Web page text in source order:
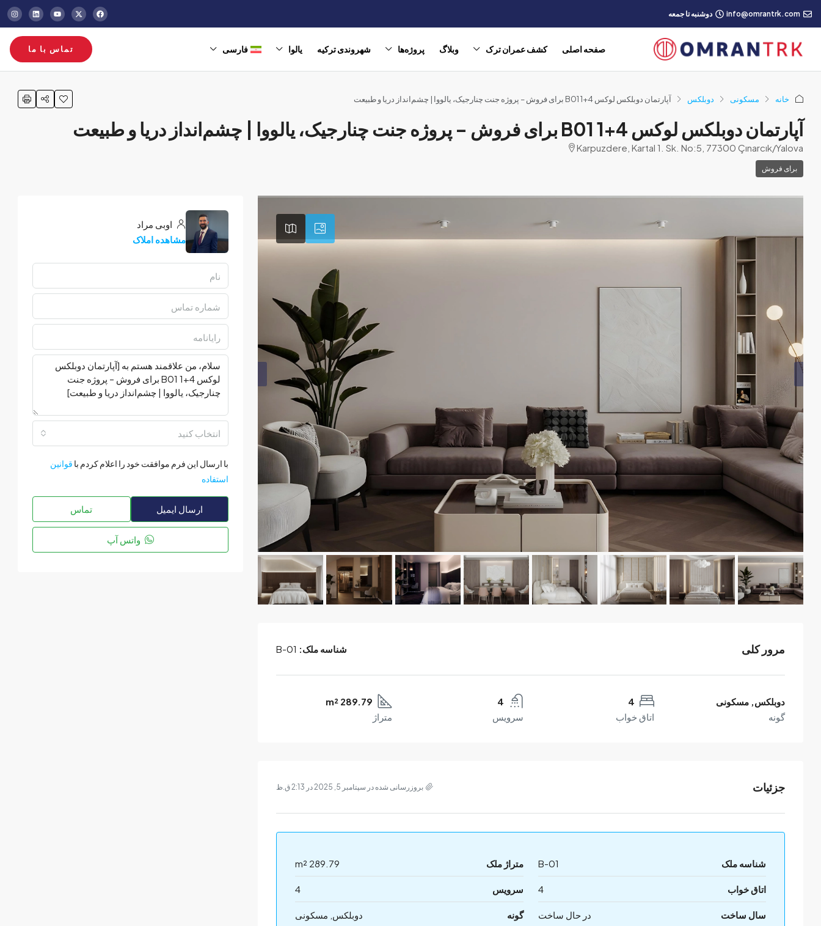
info@omrantrk.com دوشنبه تا جمعه
صفحه اصلی کشف عمران ترک وبلاگ‌ پروژه‌ها شهروندی ترکیه یالوا فارسی تماس با ما
خانه مسکونی دوبلکس آپارتمان دوبلکس لوکس 4+1 B01 برای فروش – پروژه جنت چنارجیک، یالووا | چشم‌انداز دریا و طبیعت
آپارتمان دوبلکس لوکس 4+1 B01 برای فروش – پروژه جنت چنارجیک، یالووا | چشم‌انداز دریا و طبیعت
Karpuzdere, Kartal 1. Sk. No:5, 77300 Çınarcık/Yalova
برای فروش
مرور کلی شناسه ملک:
دوبلکس, مسکونی
گونه
4
اتاق خواب
4
سرویس
289.79 m²
متراژ
جزئیات بروزرسانی شده در سپتامبر 5, 2025 در 2:13 ق.ظ
شناسه ملک B-01 متراژ ملک 289.79 m²
اتاق خواب 4 سرویس 4
سال ساخت در حال ساخت گونه دوبلکس, مسکونی
اوبی مراد
مشاهده املاک
انتخاب کنید
با ارسال این فرم موافقت خود را اعلام کردم با قوانین
استفاده
ارسال ایمیل تماس
واتس آپ